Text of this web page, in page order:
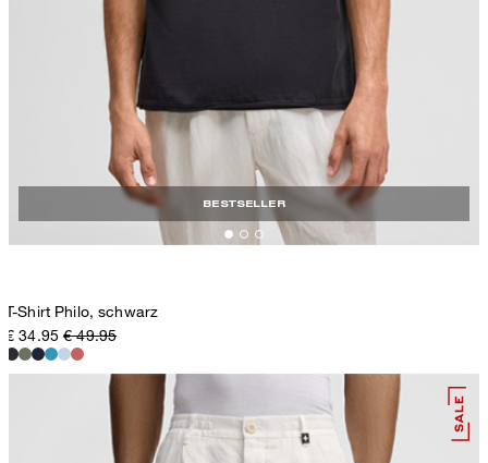
BESTSELLER
T-Shirt Philo, schwarz
€ 34.95 € 49.95